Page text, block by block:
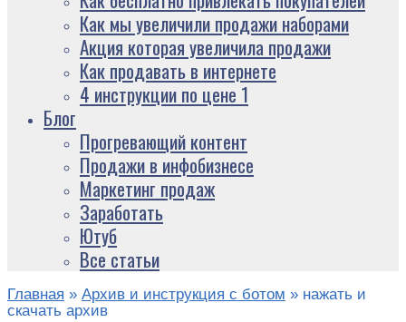
Как мы увеличили продажи наборами
Акция которая увеличила продажи
Как продавать в интернете
4 инструкции по цене 1
Блог
Прогревающий контент
Продажи в инфобизнесе
Маркетинг продаж
Заработать
Ютуб
Все статьи
Главная » Архив и инструкция с ботом » нажать и
скачать архив